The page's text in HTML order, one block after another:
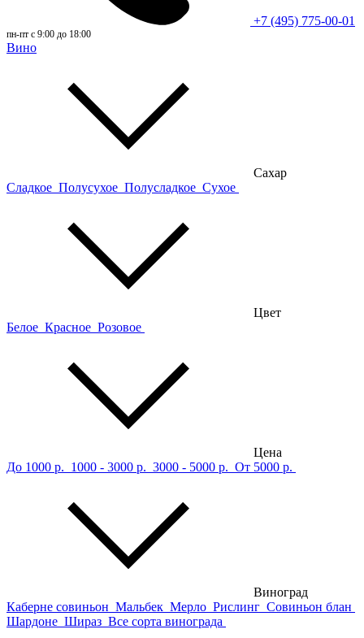
+7 (495) 775-00-01
пн-пт с 9:00 до 18:00
Вино
Сахар
Сладкое Полусухое Полусладкое Сухое
Цвет
Белое Красное Розовое
Цена
До 1000 р. 1000 - 3000 р. 3000 - 5000 р. От 5000 р.
Виноград
Каберне совиньон Мальбек Мерло Рислинг Совиньон блан
Шардоне Шираз Все сорта винограда